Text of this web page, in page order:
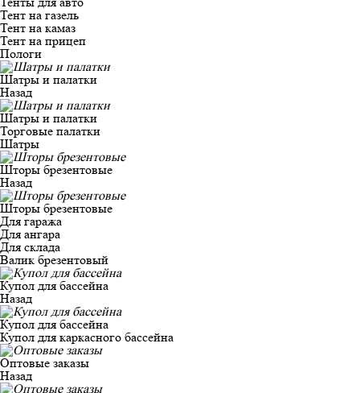
Тент на газель
Тент на камаз
Тент на прицеп
Пологи
Шатры и палатки
Назад
Шатры и палатки
Торговые палатки
Шатры
Шторы брезентовые
Назад
Шторы брезентовые
Для гаража
Для ангара
Для склада
Валик брезентовый
Купол для бассейна
Назад
Купол для бассейна
Купол для каркасного бассейна
Оптовые заказы
Назад